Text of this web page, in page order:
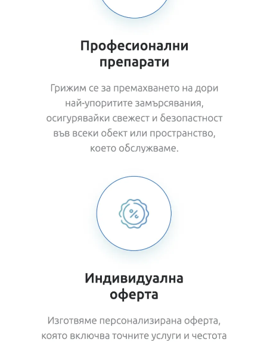
ize and more.
To change and reuse text themes, go to Site
Styles.
ize and more.